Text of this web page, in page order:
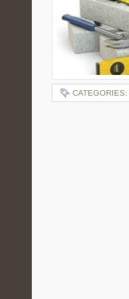
CATEGORIES: